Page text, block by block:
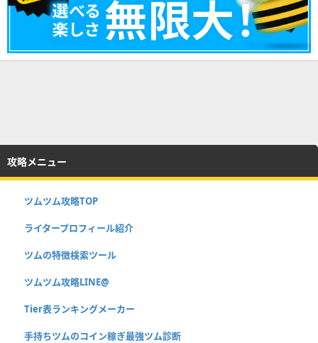
攻略メニュー
ツムツム攻略TOP
ライタープロフィール紹介
ツムの特徴検索ツール
ツムツム攻略LINE@
Tier表ランキングメーカー
手持ちツムのコイン稼ぎ最強ツム診断